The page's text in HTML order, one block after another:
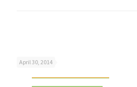
April 30, 2014
Quisque lorem tortor